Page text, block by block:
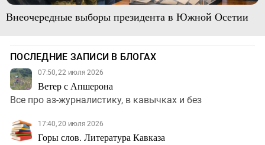
Внеочередные выборы президента в Южной Осетии
ПОСЛЕДНИЕ ЗАПИСИ В БЛОГАХ
07:50, 22 июля 2026
Ветер с Апшерона
Все про аз-журналистику, в кавычках и без
17:40, 20 июля 2026
Горы слов. Литература Кавказа